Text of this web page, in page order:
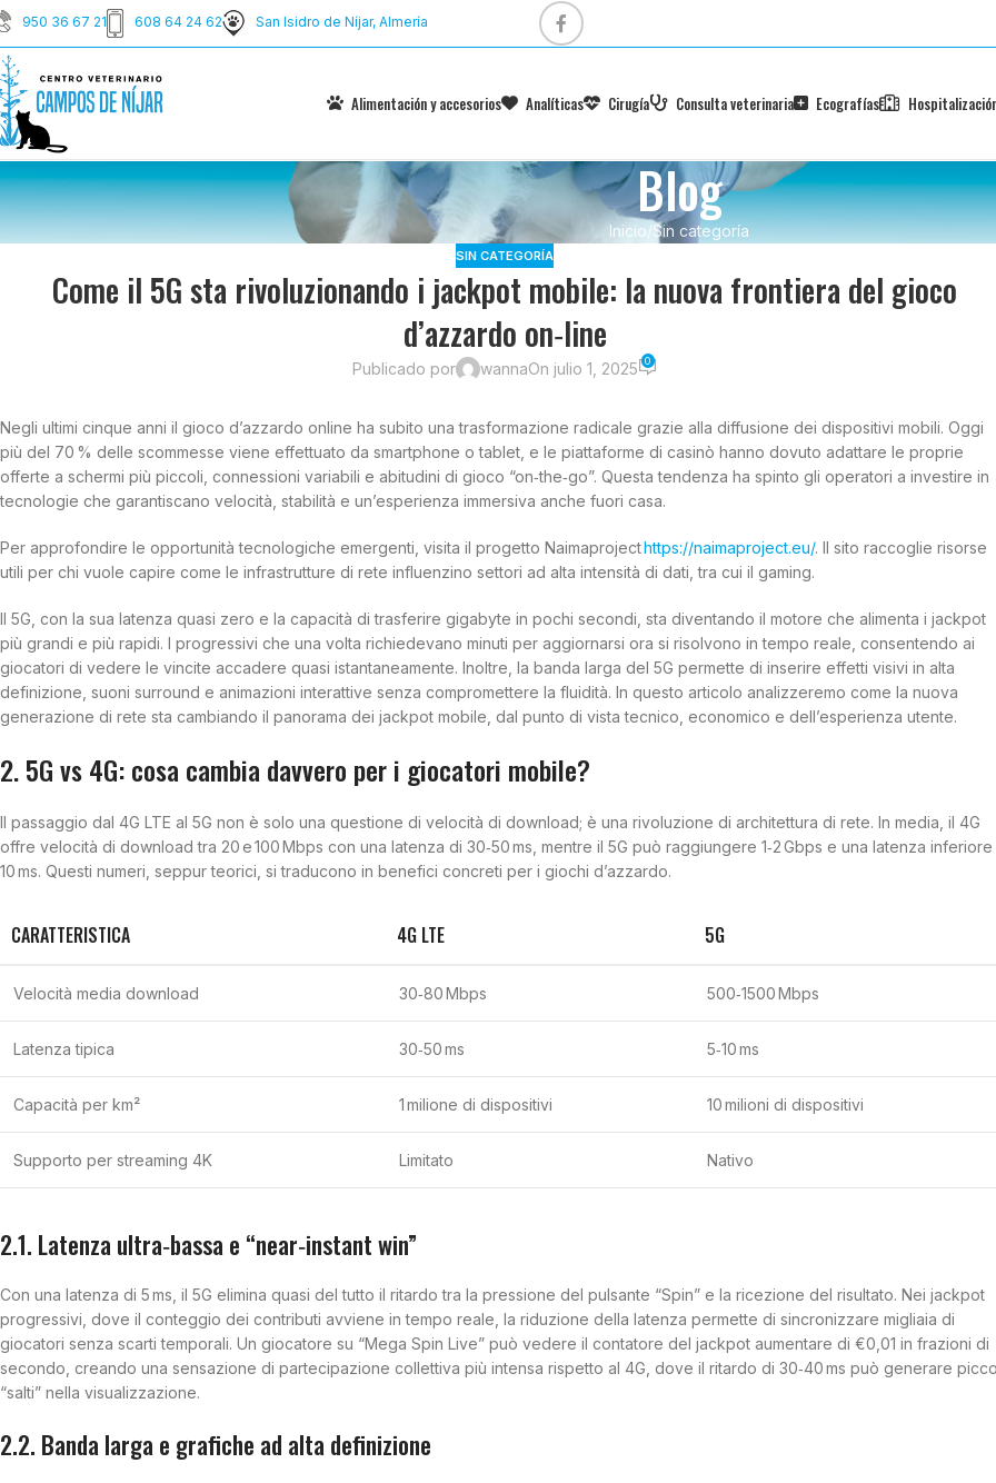
950 36 67 21 608 64 24 62 San Isidro de Níjar, Almería
Alimentación y accesorios Analíticas Cirugía Consulta veterinaria Ecografías
Blog
Inicio Sin categoría
SIN CATEGORÍA
Come il 5G sta rivoluzionando i jackpot mobile: la nuova frontiera del gioco
d’azzardo on‑line
Publicado por wannaOn julio 1, 2025 0
Negli ultimi cinque anni il gioco d’azzardo online ha subito una trasformazione radicale grazie alla diffusione dei dispositivi mobili. Oggi
più del 70 % delle scommesse viene effettuato da smartphone o tablet, e le piattaforme di casinò hanno dovuto adattare le proprie
offerte a schermi più piccoli, connessioni variabili e abitudini di gioco “on‑the‑go”. Questa tendenza ha spinto gli operatori a investire in
tecnologie che garantiscano velocità, stabilità e un’esperienza immersiva anche fuori casa.
Per approfondire le opportunità tecnologiche emergenti, visita il progetto Naimaprojecthttps://naimaproject.eu/. Il sito raccoglie risorse
utili per chi vuole capire come le infrastrutture di rete influenzino settori ad alta intensità di dati, tra cui il gaming.
Il 5G, con la sua latenza quasi zero e la capacità di trasferire gigabyte in pochi secondi, sta diventando il motore che alimenta i jackpot
più grandi e più rapidi. I progressivi che una volta richiedevano minuti per aggiornarsi ora si risolvono in tempo reale, consentendo ai
giocatori di vedere le vincite accadere quasi istantaneamente. Inoltre, la banda larga del 5G permette di inserire effetti visivi in alta
definizione, suoni surround e animazioni interattive senza compromettere la fluidità. In questo articolo analizzeremo come la nuova
generazione di rete sta cambiando il panorama dei jackpot mobile, dal punto di vista tecnico, economico e dell’esperienza utente.
2. 5G vs 4G: cosa cambia davvero per i giocatori mobile?
Il passaggio dal 4G LTE al 5G non è solo una questione di velocità di download; è una rivoluzione di architettura di rete. In media, il 4G
offre velocità di download tra 20 e 100 Mbps con una latenza di 30‑50 ms, mentre il 5G può raggiungere 1‑2 Gbps e una latenza inferiore
10 ms. Questi numeri, seppur teorici, si traducono in benefici concreti per i giochi d’azzardo.
CARATTERISTICA 4G LTE 5G
Velocità media download 30‑80 Mbps 500‑1500 Mbps
Latenza tipica 30‑50 ms 5‑10 ms
Capacità per km² 1 milione di dispositivi 10 milioni di dispositivi
Supporto per streaming 4K Limitato Nativo
2.1. Latenza ultra‑bassa e “near‑instant win”
Con una latenza di 5 ms, il 5G elimina quasi del tutto il ritardo tra la pressione del pulsante “Spin” e la ricezione del risultato. Nei jackpot
progressivi, dove il conteggio dei contributi avviene in tempo reale, la riduzione della latenza permette di sincronizzare migliaia di
giocatori senza scarti temporali. Un giocatore su “Mega Spin Live” può vedere il contatore del jackpot aumentare di €0,01 in frazioni di
secondo, creando una sensazione di partecipazione collettiva più intensa rispetto al 4G, dove il ritardo di 30‑40 ms può generare
“salti” nella visualizzazione.
2.2. Banda larga e grafiche ad alta definizione